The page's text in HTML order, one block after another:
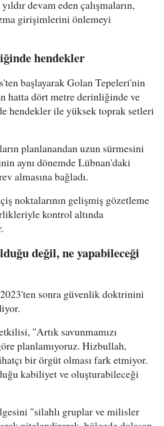
devam eden çalışmaların,
girişimlerini önlemeyi
hendekler
başlayarak Golan Tepeleri'nin
hatta dört metre derinliğinde ve
hendekler ile yüksek toprak setleri
planlanandan uzun sürmesini
aynı dönemde Lübnan'daki
almasına bağladı.
noktalarının gelişmiş gözetleme
kontrol altında
değil, ne yapabileceği
sonra güvenlik doktrinini
"Artık savunmamızı
planlamıyoruz. Hizbullah,
bir örgüt olması fark etmiyor.
kabiliyet ve oluşturabileceği
"silahlı gruplar ve milisler